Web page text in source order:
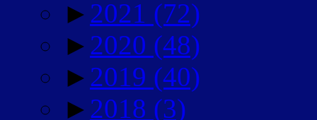
► 2021 (72)
► 2020 (48)
► 2019 (40)
► 2018 (3)